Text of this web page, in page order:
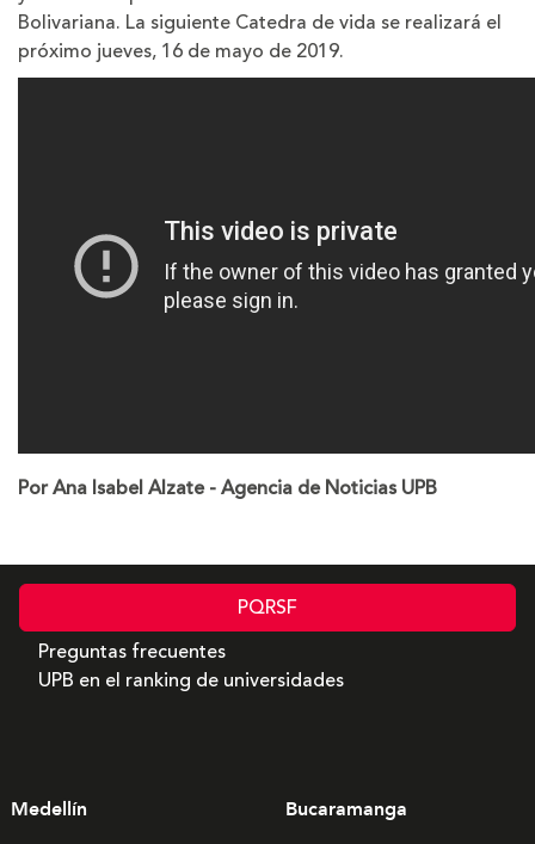
Bolivariana. La siguiente Catedra de vida se realizará el
próximo jueves, 16 de mayo de 2019.
Por Ana Isabel Alzate - Agencia de Noticias UPB
PQRSF
Preguntas frecuentes
UPB en el ranking de universidades
Medellín Bucaramanga